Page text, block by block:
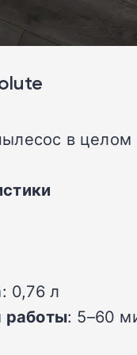
в целом
: 0,76 л
работы: 5–60